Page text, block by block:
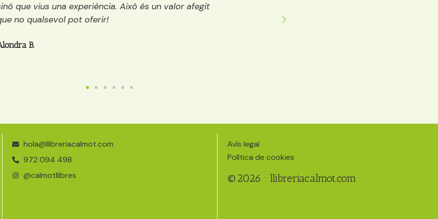
els públics: infantil, juvenil i adults. A més a més,
decideixes quin llibre agafar et pots prendre
gegant. Gràcies per crear un lloc tan especial.
hola@llibreriacalmot.com
972 094 498
@calmotllibres
Avís legal
Política de cookies
©2026 · llibreriacalmot.com